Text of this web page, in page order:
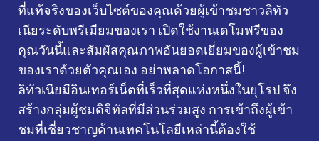
ที่แท้จริงของเว็บไซต์ของคุณด้วยผู้เข้าชมชาวลิทัว
เนียระดับพรีเมียมของเรา เปิดใช้งานเดโมฟรีของ
คุณวันนี้และสัมผัสคุณภาพอันยอดเยี่ยมของผู้เข้าชม
ของเราด้วยตัวคุณเอง อย่าพลาดโอกาสนี้!
ลิทัวเนียมีอินเทอร์เน็ตที่เร็วที่สุดแห่งหนึ่งในยุโรป จึง
สร้างกลุ่มผู้ชมดิจิทัลที่มีส่วนร่วมสูง การเข้าถึงผู้เข้า
ชมที่เชี่ยวชาญด้านเทคโนโลยีเหล่านี้ต้องใช้